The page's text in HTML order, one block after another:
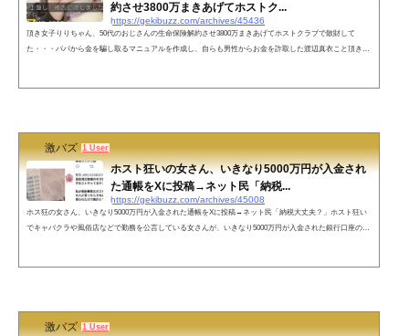
約させ3800万まきあげてホストク...
https://gekibuzz.com/archives/45436
頂き女子りりちゃん、50代のおじさんの生命保険解約させ3800万まきあげてホストクラブで散財して
た・・・パパから金を騙し取るマニュアルを作成し、自らも男性からお金を詐取した渡辺真衣こと頂き女
激バズ 1 User
ホスト狂いの女さん、いきなり5000万円が入金され
た通帳をXに投稿→ネット民「納税...
https://gekibuzz.com/archives/45008
ホス狂の女さん、いきなり5000万円が入金された通帳をXに投稿→ネット民「納税大丈夫？」ホスト狂い
でキャバクラや風俗店などで勤務を公言している女さんが、いきなり5000万円が入金された銀行口座の通
激バズ 1 User